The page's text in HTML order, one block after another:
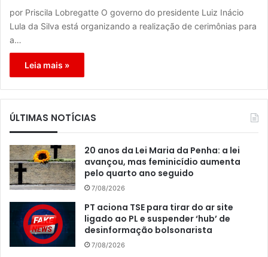
por Priscila Lobregatte O governo do presidente Luiz Inácio
Lula da Silva está organizando a realização de cerimônias para
a…
Leia mais »
ÚLTIMAS NOTÍCIAS
20 anos da Lei Maria da Penha: a lei
avançou, mas feminicídio aumenta
pelo quarto ano seguido
7/08/2026
PT aciona TSE para tirar do ar site
ligado ao PL e suspender ‘hub’ de
desinformação bolsonarista
7/08/2026